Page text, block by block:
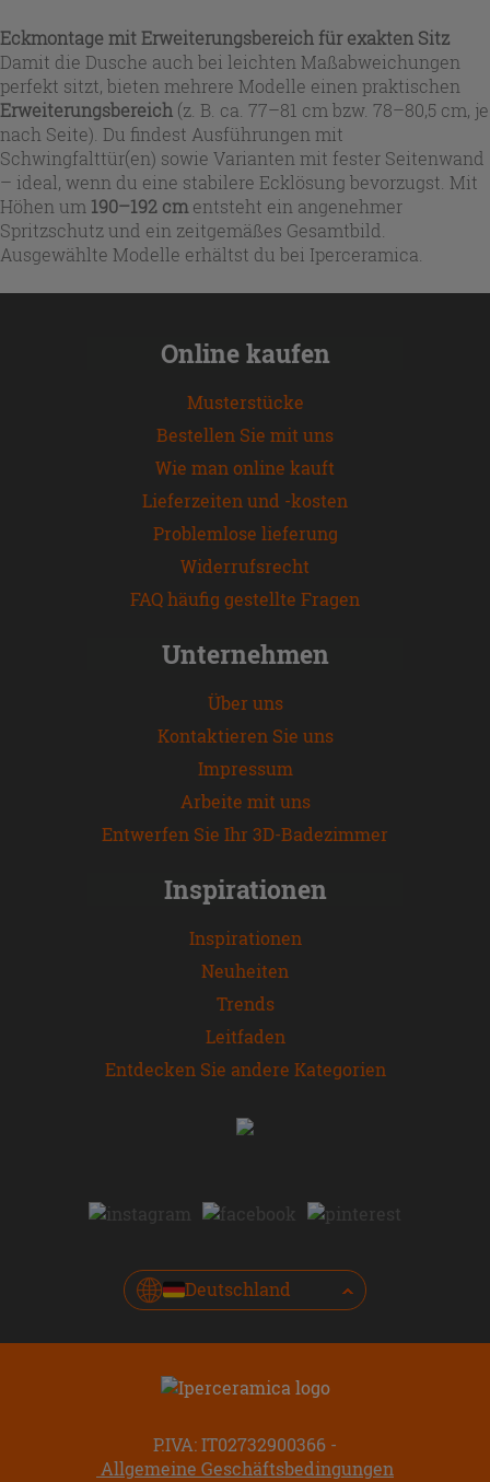
Eckmontage mit Erweiterungsbereich für exakten Sitz
Damit die Dusche auch bei leichten Maßabweichungen
perfekt sitzt, bieten mehrere Modelle einen praktischen
Erweiterungsbereich (z. B. ca. 77–81 cm bzw. 78–80,5 cm, je
nach Seite). Du findest Ausführungen mit
Schwingfalttür(en) sowie Varianten mit fester Seitenwand
– ideal, wenn du eine stabilere Ecklösung bevorzugst. Mit
Höhen um 190–192 cm entsteht ein angenehmer
Spritzschutz und ein zeitgemäßes Gesamtbild.
Ausgewählte Modelle erhältst du bei Iperceramica.
Online kaufen
Musterstücke
Bestellen Sie mit uns
Wie man online kauft
Lieferzeiten und -kosten
Problemlose lieferung
Widerrufsrecht
FAQ häufig gestellte Fragen
Unternehmen
Über uns
Kontaktieren Sie uns
Impressum
Arbeite mit uns
Entwerfen Sie Ihr 3D-Badezimmer
Inspirationen
Inspirationen
Neuheiten
Trends
Leitfaden
Entdecken Sie andere Kategorien
Deutschland
P.IVA: IT02732900366
Allgemeine Geschäftsbedingungen